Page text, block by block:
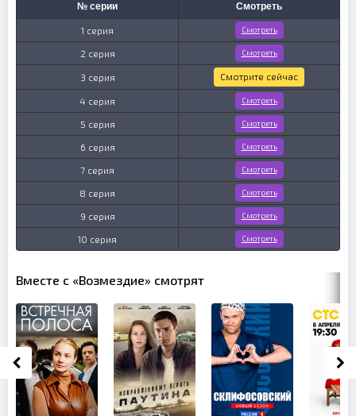
№ серии Смотреть
1 серия Смотреть
2 серия Смотреть
3 серия Смотрите сейчас
4 серия Смотреть
5 серия Смотреть
6 серия Смотреть
7 серия Смотреть
8 серия Смотреть
9 серия Смотреть
10 серия Смотреть
Вместе с «Возмездие» смотрят